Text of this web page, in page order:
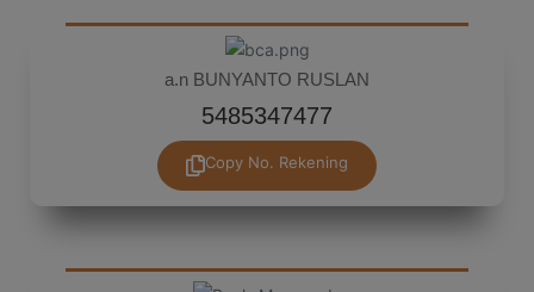
a.n BUNYANTO RUSLAN
5485347477
Copy No. Rekening